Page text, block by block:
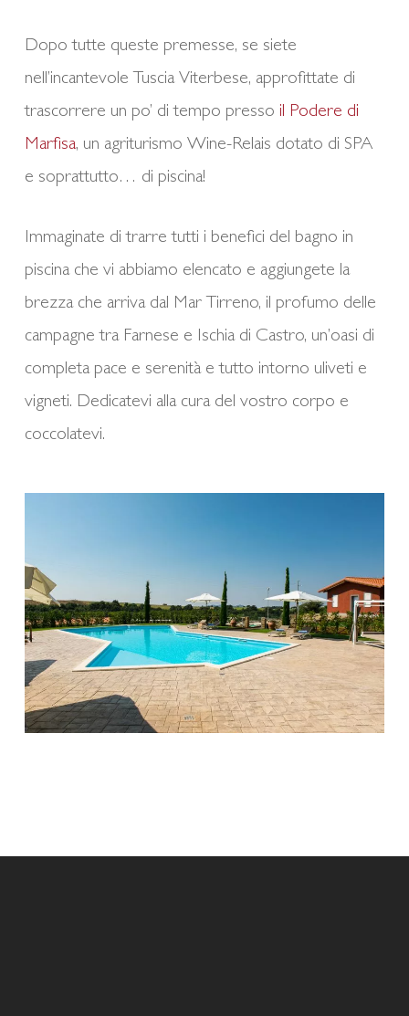
Dopo tutte queste premesse, se siete
nell’incantevole Tuscia Viterbese, approfittate di
trascorrere un po’ di tempo presso il Podere di
Marfisa, un agriturismo Wine-Relais dotato di SPA
e soprattutto… di piscina!
Immaginate di trarre tutti i benefici del bagno in
piscina che vi abbiamo elencato e aggiungete la
brezza che arriva dal Mar Tirreno, il profumo delle
campagne tra Farnese e Ischia di Castro, un’oasi di
completa pace e serenità e tutto intorno uliveti e
vigneti. Dedicatevi alla cura del vostro corpo e
coccolatevi.